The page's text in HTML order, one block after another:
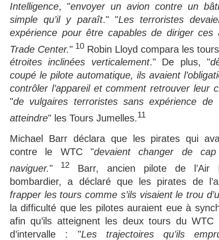
Intelligence, "envoyer un avion contre un
simple qu’il y paraît." "Les terroristes
expérience pour être capables de diriger ces
Trade Center." 10 Robin Lloyd compara les
étroites inclinées verticalement." De plus, "
coupé le pilote automatique, ils avaient
contrôler l’appareil et comment retrouver leur
"de vulgaires terroristes sans expérience de
atteindre" les Tours Jumelles.11
Michael Barr déclara que les pirates qui
contre le WTC "devaient changer de
naviguer." 12 Barr, ancien pilote de l’Air
bombardier, a déclaré que les pirates de
frapper les tours comme s’ils visaient le trou
la difficulté que les pilotes auraient eue à
afin qu’ils atteignent les deux tours du
d’intervalle : "Les trajectoires qu’ils